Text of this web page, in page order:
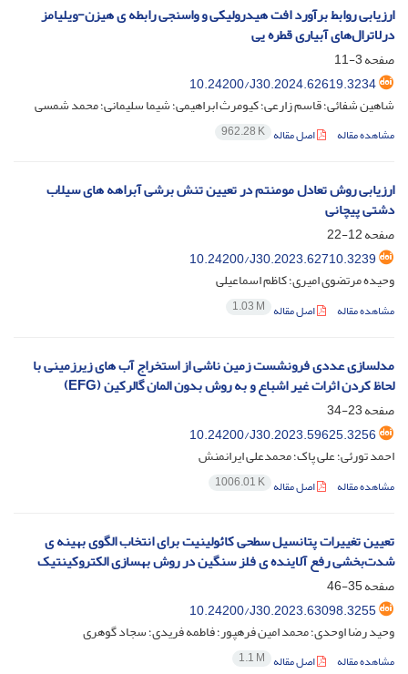
ارزیابی روابط برآورد افت هیدرولیکی و واسنجی رابطه ی هیزن-ویلیامز
درلاترال‌های آبیاری قطره یی
صفحه3-11
10.24200/J30.2024.62619.3234
شاهین شفائی؛ قاسم زارعی؛ کیومرث ابراهیمی؛ شیما سلیمانی؛ محمد شمسی
مشاهده مقاله اصل مقاله 962.28 K
ارزیابی روش تعادل مومنتم در تعیین تنش برشی آبراهه های سیلاب
دشتی پیچانی
صفحه12-22
10.24200/J30.2023.62710.3239
وحیده مرتضوی امیری؛ کاظم اسماعیلی
مشاهده مقاله اصل مقاله 1.03 M
مدلسازی عددی فرونشست زمین ناشی از استخراج آب های زیرزمینی با
لحاظ کردن اثرات غیر اشباع و به روش بدون المان گالرکین (EFG)
صفحه23-34
10.24200/J30.2023.59625.3256
احمد تورئی؛ علی پاک؛ محمدعلی ایرانمنش
مشاهده مقاله اصل مقاله 1006.01 K
تعیین تغییرات پتانسیل سطحی کائولینیت برای انتخاب الگوی بهینه ی
شدت‌بخشی رفع آلاینده ی فلز سنگین در روش بهسازی الکتروکینتیک
صفحه35-46
10.24200/J30.2023.63098.3255
وحید رضا اوحدی؛ محمد امین فرهپور؛ فاطمه فریدی؛ سجاد گوهری
مشاهده مقاله اصل مقاله 1.1 M